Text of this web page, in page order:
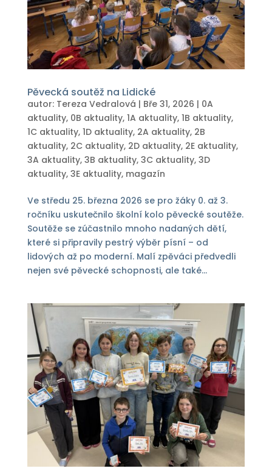
Pěvecká soutěž na Lidické
autor: Tereza Vedralová | Bře 31, 2026 | 0A
aktuality, 0B aktuality, 1A aktuality, 1B aktuality,
1C aktuality, 1D aktuality, 2A aktuality, 2B
aktuality, 2C aktuality, 2D aktuality, 2E aktuality,
3A aktuality, 3B aktuality, 3C aktuality, 3D
aktuality, 3E aktuality, magazín
Ve středu 25. března 2026 se pro žáky 0. až 3.
ročníku uskutečnilo školní kolo pěvecké soutěže.
Soutěže se zúčastnilo mnoho nadaných dětí,
které si připravily pestrý výběr písní – od
lidových až po moderní. Malí zpěváci předvedli
nejen své pěvecké schopnosti, ale také...